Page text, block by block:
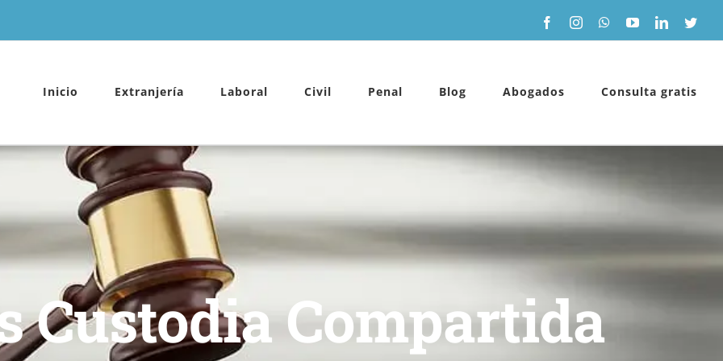
FacebookInstagramWhatsApp
YouTubeLinkedIn
Inicio Extranjería Laboral Civil Penal Blog Abogados Consulta gratis
Custodia Compartida